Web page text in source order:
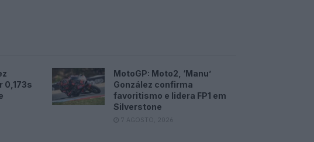
0,173s
MotoGP: Moto2, ‘Manu’
González confirma
favoritismo e lidera FP1 em
Silverstone
7 AGOSTO, 2026